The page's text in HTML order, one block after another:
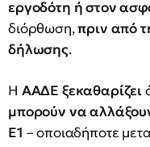
εργοδότη ή στον
διόρθωση,πριν από
δήλωσης.
Η ΑΑΔΕ ξεκαθαρίζει
μπορούν να
Ε1 – οποιαδήποτε